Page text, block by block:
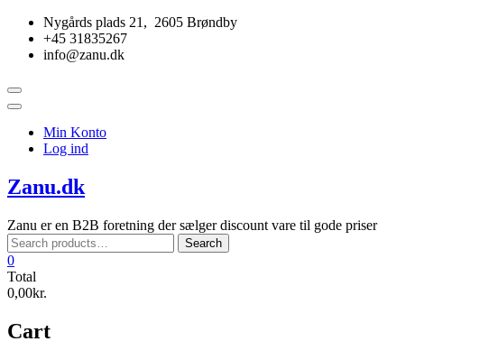
Skip
content
Nygårds plads 21, 2605 Brøndby
+45 31835267
info@zanu.dk
Topbar
Menu
Min Konto
Log ind
Zanu.dk
Zanu er en B2B foretning der sælger discount vare til gode priser
Search
for:
Search
0
Total
0,00kr.
Cart